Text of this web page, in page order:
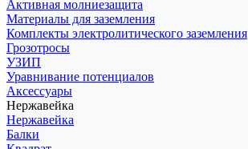
Активная молниезащита
Материалы для заземления
Комплекты электролитического заземления
Грозотросы
УЗИП
Уравнивание потенциалов
Аксессуары
Нержавейка
Нержавейка
Балки